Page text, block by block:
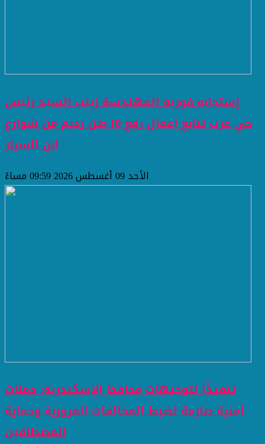
إستجابه فوريه المهندسة زينب السيد رئيس
حي غرب تتابع اعمال رفع ١٥ طن رديم من شوارع
ابن السيار
الأحد 09 أغسطس 2026 09:59 مساءً
تنفيذًا لتوجيهات محافظ الإسكندرية: حملات
أمنية صارمة لضبط المخالفات المرورية وحماية
المصطافين